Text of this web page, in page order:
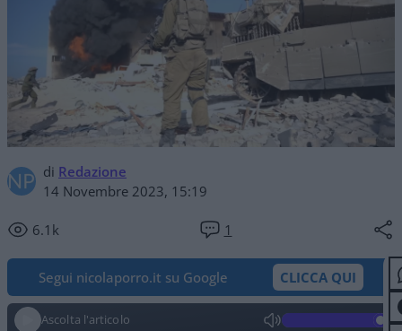
di Redazione
14 Novembre 2023, 15:19
6.1k 1
Segui nicolaporro.it su Google CLICCA QUI
Ascolta l'articolo